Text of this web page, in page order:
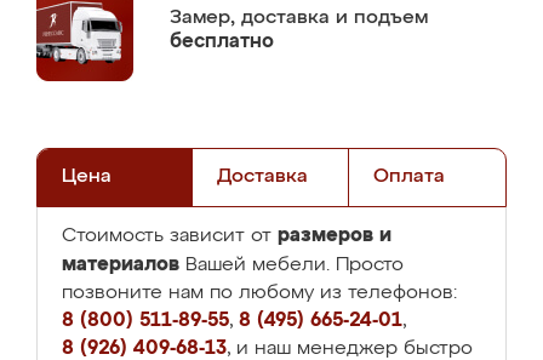
Замер, доставка и подъем
бесплатно
Цена Доставка Оплата
Стоимость зависит от размеров и
материалов Вашей мебели. Просто
позвоните нам по любому из телефонов:
8 (800) 511-89-55, 8 (495) 665-24-01,
8 (926) 409-68-13, и наш менеджер быстро